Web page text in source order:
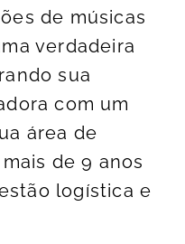
de músicas
verdadeira
sua
com um
área de
de 9 anos
logística e